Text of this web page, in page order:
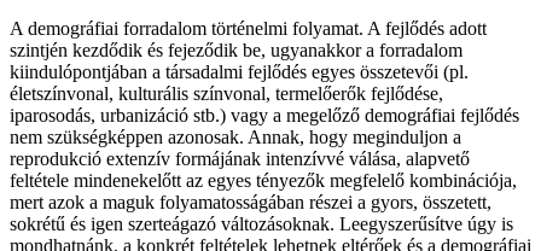
A demográfiai forradalom történelmi folyamat. A fejlődés adott
szintjén kezdődik és fejeződik be, ugyanakkor a forradalom
kiindulópontjában a társadalmi fejlődés egyes összetevői (pl.
életszínvonal, kulturális színvonal, termelőerők fejlődése,
iparosodás, urbanizáció stb.) vagy a megelőző demográfiai fejlődés
nem szükségképpen azonosak. Annak, hogy meginduljon a
reprodukció extenzív formájának intenzívvé válása, alapvető
feltétele mindenekelőtt az egyes tényezők megfelelő kombinációja,
mert azok a maguk folyamatosságában részei a gyors, összetett,
sokrétű és igen szerteágazó változásoknak. Leegyszerűsítve úgy is
mondhatnánk, a konkrét feltételek lehetnek eltérőek és a demográfiai